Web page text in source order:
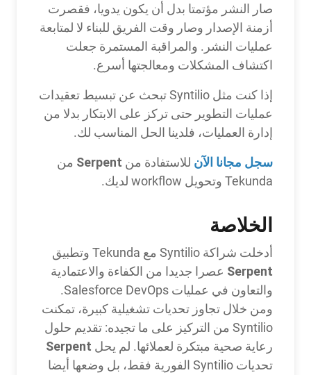
صار النشر مؤتمتا بدل أن يكون يدويا، فقصرت
أزمنة الإصدار وصار وقت الفريق للبناء لا لمتابعة
عمليات النشر. والمراقبة المستمرة جعلت
اكتشاف المشكلات ومعالجتها أسرع.
إذا كنت مثل Syntilio تبحث عن تبسيط تعقيدات
عمليات التطوير حتى تركز على الابتكار بدلا من
إدارة العمليات، فلدينا الحل المناسب لك.
سجل مجانا الآن للاستفادة من Serpent من
Tekunda وتحويل workflow لديك.
الخلاصة
أدخلت شراكة Syntilio مع Tekunda وتطبيق
Serpent عصرا جديدا من الكفاءة والاعتمادية
والتعاون في عمليات Salesforce DevOps.
ومن خلال تجاوز تحديات تشغيلية كبيرة، تمكنت
Syntilio من التركيز على ما تجيده: تقديم حلول
رعاية صحية مبتكرة لعملائها. لم يحل Serpent
تحديات Syntilio الفورية فقط، بل وضعها أيضا